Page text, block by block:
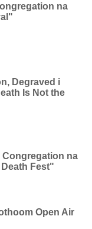
na
Degraved i
Is Not the
Congregation na
Fest"
Open Air